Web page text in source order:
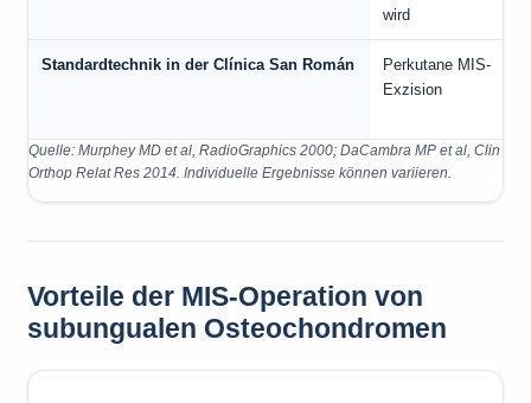
wird
Standardtechnik in der Clínica San Román
Perkutane MIS-
Exzision
Quelle: Murphey MD et al, RadioGraphics 2000; DaCambra MP et al, Clin
Orthop Relat Res 2014. Individuelle Ergebnisse können variieren.
Vorteile der MIS-Operation von
subungualen Osteochondromen